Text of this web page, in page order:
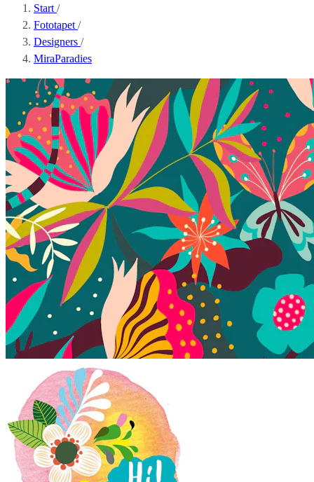
Start /
Fototapet /
Designers /
MiraParadies